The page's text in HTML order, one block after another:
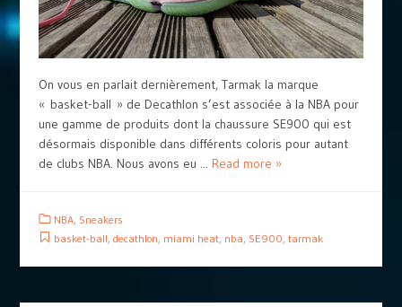
On vous en parlait dernièrement, Tarmak la marque
« basket-ball » de Decathlon s’est associée à la NBA pour
une gamme de produits dont la chaussure SE900 qui est
désormais disponible dans différents coloris pour autant
de clubs NBA. Nous avons eu ... Read more »
NBA, Sneakers
basket-ball decathlon miami heat, nba SE900 tarmak